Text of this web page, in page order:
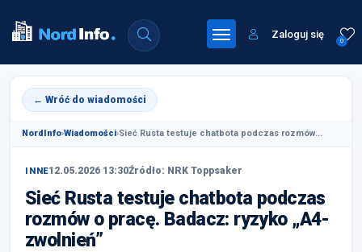
0
Zaloguj się
← Wróć do wiadomości
NordInfo›Wiadomości›Sieć Rusta testuje chatbota podczas rozmów...
INNE12.05.2026 13:30Źródło: NRK Toppsaker
Sieć Rusta testuje chatbota podczas
rozmów o pracę. Badacz: ryzyko „A4-
zwolnień”